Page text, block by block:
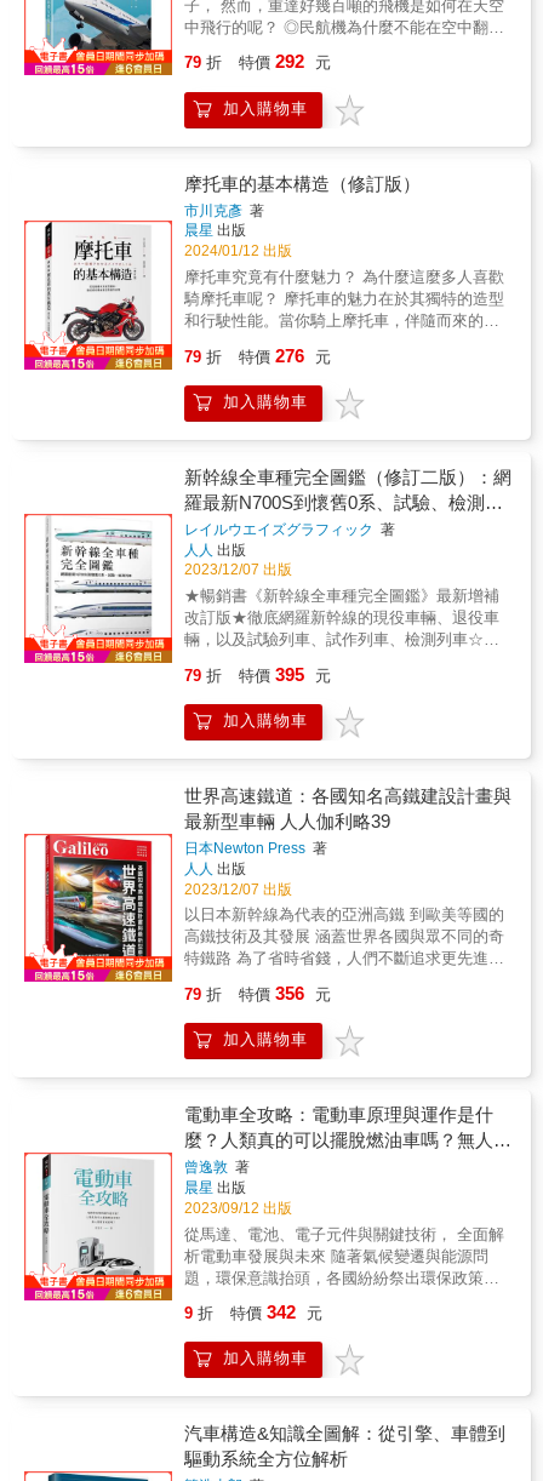
了我在機場和登機時的所有問題。 我了解了為
什麼新型飛機的主翼尖向上，我還了解了跑道
上寫的字母含義，我還第一次了解到座位桌是
釋了技術內容和術語，而且還充滿了會讓你思
考的話題，例如：機上餐點和飛行員制服。 照
片非常漂亮，雖然我不擅長科學，但這本書讀
的航空公司、飛機設計和服務，我想去旅行，
搭乘可以體驗它們的航班。 我認為閱讀這本書
將擴大在機場和飛機上度過時光的樂趣，不僅
對於航空愛好者而且對於熱愛旅行的人來說也
是如此。」 「雖然自從有了孩子之後坐飛機的
機會大幅減少了，但我一直很喜歡飛行！所
以，當我拿起這本書時，我對飛機的發展感到
以理所當然地使用Wi-Fi！本書包含100個各種
類型的問題，從有關飛機的最新資訊到自古以
來經常被問到的簡單問題。儘管我不是飛機
迷，但我覺得讀起來很有趣，而且我認為如果
旅行樂趣加倍。 其實，不久前，女兒問我「為
什麼會形成飛機雲？」「雷電不會擊中飛機
嗎？」之類的問題，我無法很好地回答。但現
在我已經記下來了，很好，現在我可以回答這
個問題了（笑）。 啊，好久沒搭飛機了！那種
感覺讓我內心澎湃。現在，我想我會去機場度
假。順便說一句，這本書充滿了關於機場的故
事！」 &
黑、銀、白色？ 解說每個人一定都曾冒出的想
法與好奇！ & 【6】刻在歷史上的名字！汽車
人景仰並將其名發揚光大？ 賓士、福特、法拉
利、保時捷、豐田背後的關鍵人物是誰？ 並介
紹世界著名汽車設計師，看他們如何用妙手打
造華麗燦爛的汽車世界。 & 【7】少了你們可
書也特別收錄各種機能與功用的車種， 消防
車、警車、軍用車&hellip;&hellip;介紹在全世界
發光發熱的獨特汽車！ & 【8】鑑往知來，走
一趟交通工具發展的歷史 細數人類移動方式的
轉變，從滾木、輪子到推車、馬車等， 動力技
術的發展擴大了人類可動範圍，也打開我們的
視野、推動更驚人的進化， 以發明＆革新堆疊
出的歷史樣貌，愈看愈有趣！ & 從汽車本質上
的重大變化，以及史無前例快速發展的技術，
新趨勢解說應有盡有！ &
斗星」號客車（藍色列車）， 漆成了鮮豔的藍
色，展現出非同凡響的獨特風格！ & ★牽引貨
物或藍色列車都沒問題！號稱國鐵最強的「元
為滿足貨物運送高速大量化的需求， 運用了尖
端技術的EF66型在1968年登場。 EF66型也負
責藍色列車的牽引，因此相當知名。 人氣機車
2022年全數退役，再也無法親眼目睹其風姿
&hellip;&hellip; & ★替寢台特急「藍色列車」
帶來美食的餐車★ ──國鐵20系NaShi 20型客
車 寢台特急的乘車時間長，因此都會掛上餐
車。 1958年登場的20系客車NaShi 20型 配備
了全電化調理室及現代風設計的餐廳， 並提供
以日式西餐為主的豪華餐點， 是一台引發熱烈
馳騁在軌道的英姿嗎？ 那麼，一定要看看日本
鐵道！ & 無論是想來一趟日本鐵道之旅，還是
作為專業研究， 這本鐵道透視圖鑑您都不容錯
備！ ◎各列車的歷史發展＆衍伸型介紹齊全，
重現列車的不凡使命與活躍狀況！ ◎附有日本
鐵道用語、各動力型列車發展史、日本鐵道博
物館、資料館等延伸知識！ &
子， 然而，重達好幾百噸的飛機是如何在天空
中飛行的呢？ ◎民航機為什麼不能在空中翻
機的障礙是什麼？ ◎緊急事故發生時的應變措
施為何？ ◎降落需要多長的距離？ ◎如何在嚴
寒又低壓的高空中保持機身完整？ 從飛機最基
訊設備以及操縱舵面的結構等，以容易理解的
實例、淺顯易懂的圖解方式，透過實際的公式
計算，徹底解開隱藏在飛機中的飛行祕密。 本
書特色 1、了解關於飛機你想知道的一切！重
達百噸的飛機如何飛行、噴射發動機如何運
作、飛機在高空極寒低壓下如何保持穩定等，
本書使用大量插圖，以容易理解的實例，從基
礎開始解釋飛機的運作原理。不只是飛機的飛
行力學、客機的種類、飛機的各個構造與功
全機制的解密，解答關於飛機你想知道的各種
問題。 2、作者是著名航空解說家，以實際參
與過航線任務的角度，解說飛機構造、性能及
的一切傳達給讀者。
79 折 特價 292 元
加入購物車
摩托車的基本構造（修訂版）
市川克彥 著
晨星 出版
2024/01/12 出版
摩托車究竟有什麼魅力？ 為什麼這麼多人喜歡
騎摩托車呢？ 摩托車的魅力在於其獨特的造型
和行駛性能。當你騎上摩托車，伴隨而來的是
車體，讓你享受人車合一的駕馭樂趣、迎風奔
馳的快感〜 騎摩托車和運動一樣，要領很重
要！一旦抓住要領，動作就會瞬間變得流暢。
技巧，讓你與摩托車達到最完美的協調，感受
用全身細胞駕馭的快感！ ◎什麼是四行程、二
行程？ ◎馬力和扭力有什麼區別？ ◎齒輪比是
什麼？ ◎使用集合管的意義是什麼？ 本書不僅
說明摩托車的構造，也會介紹各種構造的用
途、各機械構造之間的關係，以及各項技術的
開發，以最容易理解的圖解方式，帶你進入摩
托車的世界。 本書特色 全彩修訂版，全面認識
摩托車構造！ 摩托車是大家非常熟悉的交通工
具，尤其在台灣，是最普遍又便利的交通工
多人每天騎乘它通勤。然而，雖然每天接觸，
但是你知道：「馬力和扭力有什麼區別？」
「齒輪比是什麼？」「使用集合管的意義是什
知道為什麼會故障嗎？在本書中，我們將使用
精美的照片和插圖，從基礎開始，以易於理解
的方式解釋摩托車的構造。如果你了解摩托車
的運作原理，你就能騎得更熟練、更舒適、更
安全！
79 折 特價 276 元
加入購物車
新幹線全車種完全圖鑑（修訂二版）：網
羅最新N700S到懷舊0系、試驗、檢測列
車
レイルウエイズグラフィック 著
人人 出版
2023/12/07 出版
★暢銷書《新幹線全車種完全圖鑑》最新增補
改訂版★徹底網羅新幹線的現役車輛、退役車
輛，以及試驗列車、試作列車、檢測列車☆新
浮列車中央新幹線☆日本最新的新幹線路線
「西九州新幹線」已於2022年9月23日開通，
JR九州自行改造的專用車輛－－N700S列車備
Logo標誌變化等珍貴照片，可以比較不同車
系、編組的差異，一覽日本新幹線車輛的歷史
沿革。也納入最新西九州新幹線N700S「海鷗
號」、最新試驗車「ALFA-X」、台灣高鐵車輛
介紹與預計2027年行駛的磁浮列車中央新幹線
車輛相關介紹。目前正在建設中的整備新幹線
有預計2024年通車的北陸新幹線「金澤～敦
賀」間，及預計在2030年底開通的北海道新幹
線「新函館北斗～札幌」。還有數條路線雖未
開始動工，但已制定了基本計畫，日本新幹線
79 折 特價 395 元
加入購物車
世界高速鐵道：各國知名高鐵建設計畫與
最新型車輛 人人伽利略39
日本Newton Press 著
人人 出版
2023/12/07 出版
以日本新幹線為代表的亞洲高鐵 到歐美等國的
高鐵技術及其發展 涵蓋世界各國與眾不同的奇
特鐵路 為了省時省錢，人們不斷追求更先進的
大眾而言一直是無可取代的移動手段，而且自
從發明以來持續改良革新。綜觀歷史，鐵路先
進國從最初發明的英國，到日本開發出新幹線
介紹，剖析列車動力形式、電力系統、車體、
制軔、軌道技術，以及為了提升安全性與舒適
度，發展上有過何種考量與改進方式。透過
「打造日本新幹線車輛」的專欄，還能進一步
了解列車的組裝過程。 日本以新幹線為代表，
高速鐵路網已經連貫北海道與九州，是不可或
缺的國家基礎建設。隨著時代演進，歐洲各國
也克服了地形限制，陸續開通高速鐵路。較知
名的例子如法國已將高速鐵路網遍布全境，也
持續向他國出口車輛與技術。 書中搭配多張精
除了日本新幹線的歷史與車輛，亦網羅了法國
等歐洲國家的知名高速鐵路建設與系統，也會
講解動力、制軔、時刻表等支撐高速鐵路運輸
獨特的列車，能欣賞與眾不同的鐵路風景。 系
列特色 1.本書系取得日本牛頓出版社的授權，
79 折 特價 356 元
加入購物車
電動車全攻略：電動車原理與運作是什
麼？人類真的可以擺脫燃油車嗎？無人駕
駛會成真嗎？
曾逸敦 著
晨星 出版
2023/09/12 出版
從馬達、電池、電子元件與關鍵技術， 全面解
析電動車發展與未來 隨著氣候變遷與能源問
題，環保意識抬頭，各國紛紛祭出環保政策推
激勵政策以及車廠積極推出新車款等因素帶動
下，電動車已經成為未來動力車的發展趨勢，
預計未來無論是兩輪機車、四輪房車、休旅
達、電子技術、電子元件、電路介紹與應用、
控制技術等，到自動駕駛的發展與演進，以及
未來展望，讓你全面了解電動車發展與原理。
9 折 特價 342 元
加入購物車
汽車構造&知識全圖解：從引擎、車體到
驅動系統全方位解析